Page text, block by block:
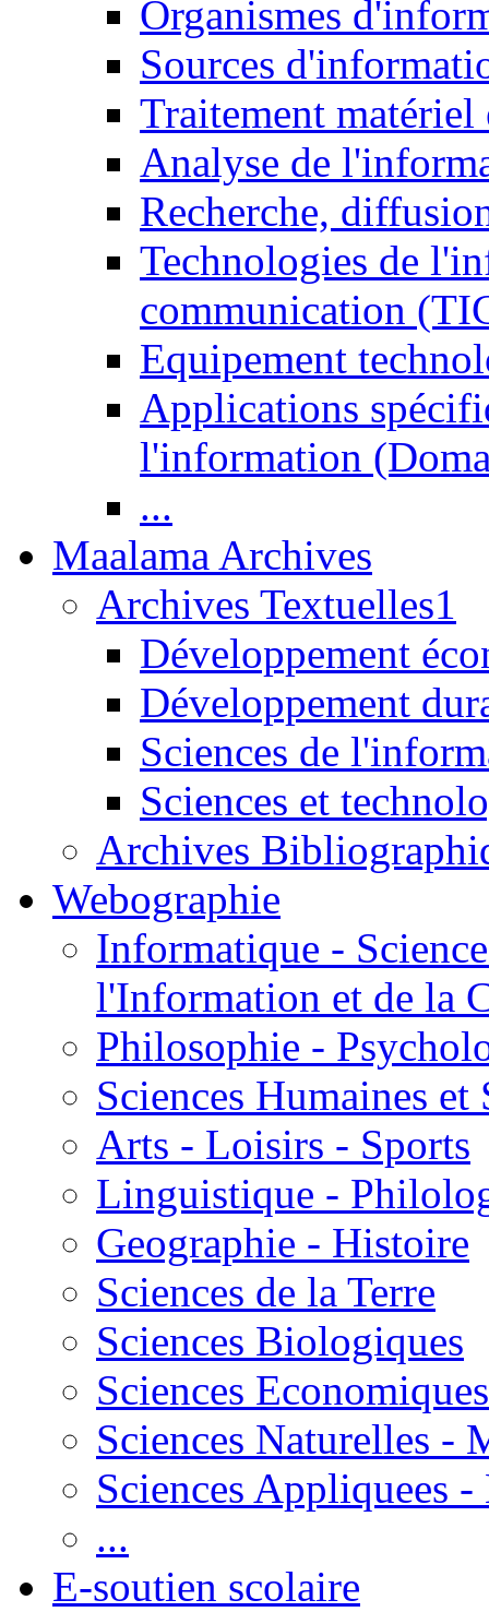
Organismes
Sources
Traitement matériel
Analyse de
Recherche,
Technologies de
communication
Equipement
Applications
l'information
...
Maalama Archives
Archives Textuelles1
Développement
Développement
Sciences de
Sciences et
Archives
Webographie
Informatique -
l'Information et de la
Philosophie -
Sciences Humaines et
Arts - Loisirs - Sports
Linguistique -
Geographie - Histoire
Sciences de la Terre
Sciences Biologiques
Sciences Economiques
Sciences Naturelles -
Sciences Appliquees
...
E-soutien scolaire